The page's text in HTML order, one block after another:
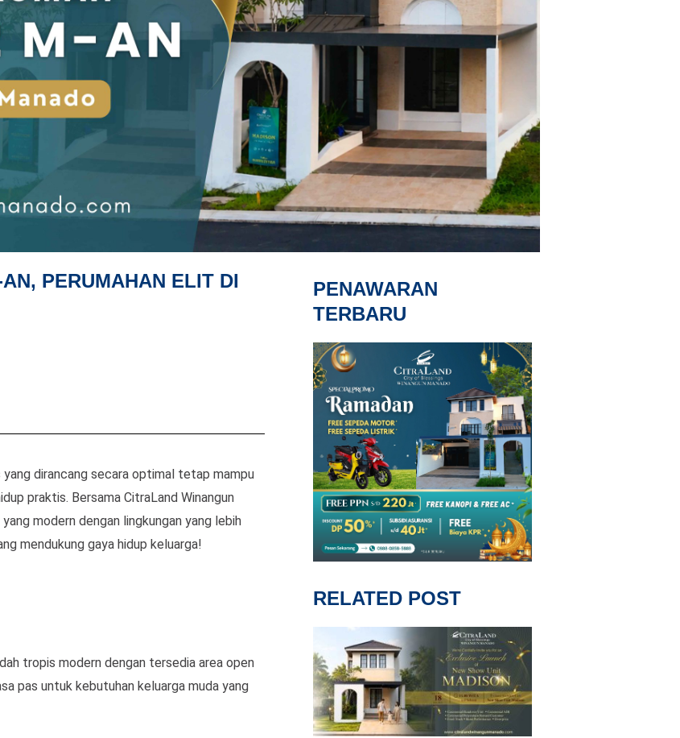
PERUMAHAN ELIT DI
yang dirancang secara optimal tetap mampu
praktis. Bersama CitraLand Winangun
modern dengan lingkungan yang lebih
mendukung gaya hidup keluarga!
tropis modern dengan tersedia area open
pas untuk kebutuhan keluarga muda yang
PENAWARAN
TERBARU
RELATED POST